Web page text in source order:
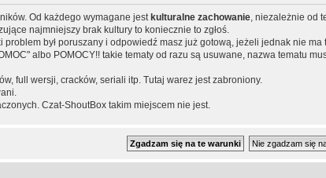
Od każdego wymagane jest kulturalne zachowanie, niezależnie od
najmniejszy brak kultury to koniecznie to zgłoś.
problem był poruszany i odpowiedź masz już gotową, jeżeli jednak nie
albo POMOCY!! takie tematy od razu są usuwane, nazwa tematu
full wersji, cracków, seriali itp. Tutaj warez jest zabroniony.
Czat-ShoutBox takim miejscem nie jest.